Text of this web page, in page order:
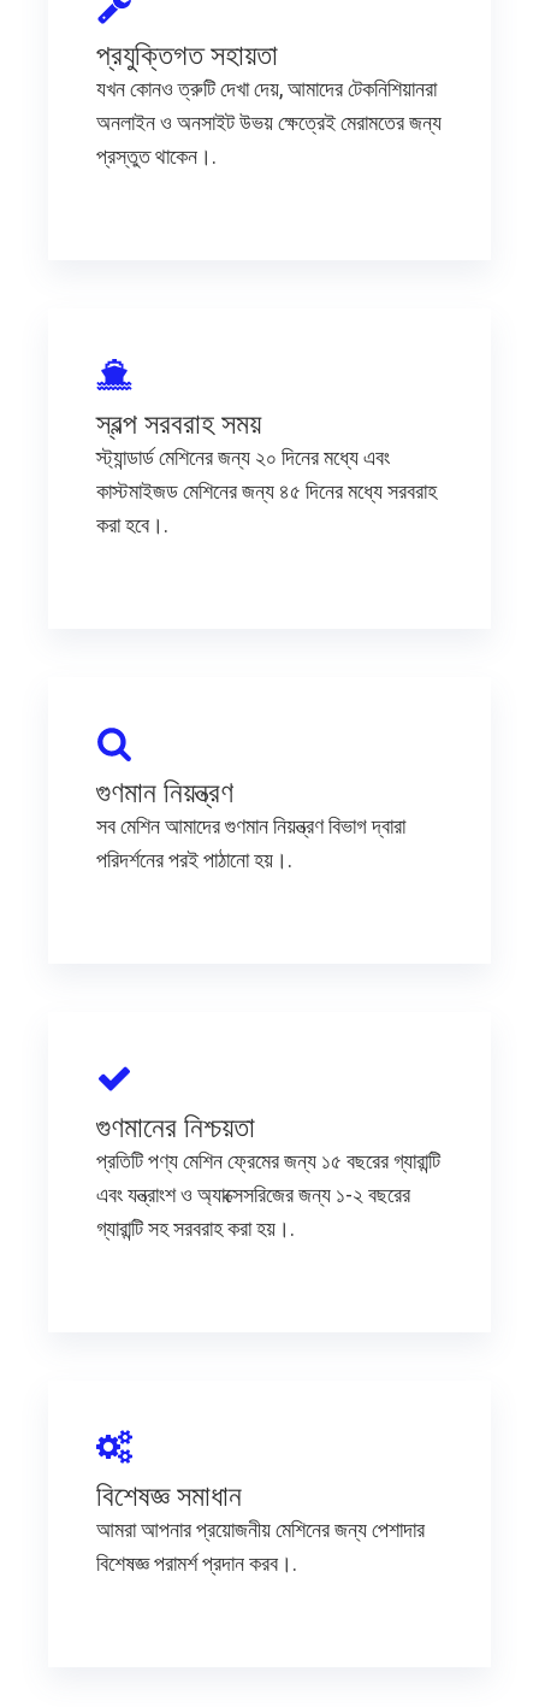
প্রযুক্তিগত সহায়তা
যখন কোনও ত্রুটি দেখা দেয়, আমাদের টেকনিশিয়ানরা
অনলাইন ও অনসাইট উভয় ক্ষেত্রেই মেরামতের জন্য
প্রস্তুত থাকেন।.
স্বল্প সরবরাহ সময়
স্ট্যান্ডার্ড মেশিনের জন্য ২০ দিনের মধ্যে এবং
কাস্টমাইজড মেশিনের জন্য ৪৫ দিনের মধ্যে সরবরাহ
করা হবে।.
গুণমান নিয়ন্ত্রণ
সব মেশিন আমাদের গুণমান নিয়ন্ত্রণ বিভাগ দ্বারা
পরিদর্শনের পরই পাঠানো হয়।.
গুণমানের নিশ্চয়তা
প্রতিটি পণ্য মেশিন ফ্রেমের জন্য ১৫ বছরের গ্যারান্টি
এবং যন্ত্রাংশ ও অ্যাক্সেসরিজের জন্য ১-২ বছরের
গ্যারান্টি সহ সরবরাহ করা হয়।.
বিশেষজ্ঞ সমাধান
আমরা আপনার প্রয়োজনীয় মেশিনের জন্য পেশাদার
বিশেষজ্ঞ পরামর্শ প্রদান করব।.